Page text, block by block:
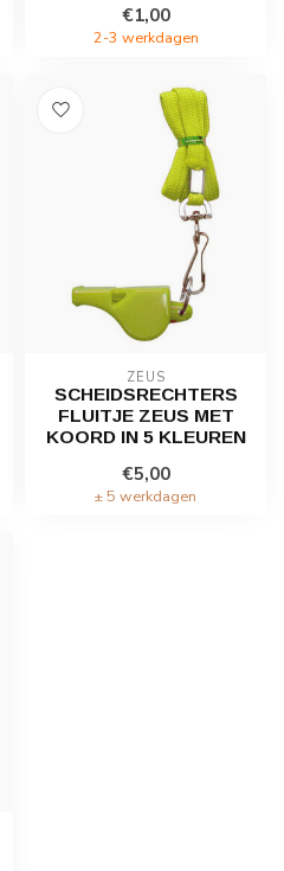
€1,00
2-3 werkdagen
ZEUS
SCHEIDSRECHTERS
FLUITJE ZEUS MET
KOORD IN 5 KLEUREN
€5,00
± 5 werkdagen